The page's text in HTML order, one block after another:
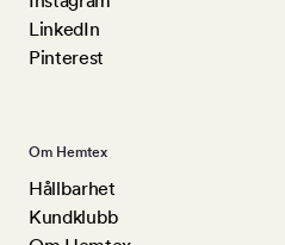
LinkedIn
Pinterest
Om Hemtex
Hållbarhet
Kundklubb